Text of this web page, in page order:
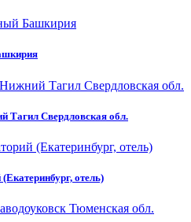
Тагил Свердловская обл.
отель)